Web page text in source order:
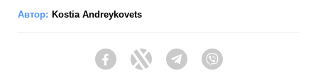
Автор: Kostia Andreykovets
FacebookTwitter Telegram